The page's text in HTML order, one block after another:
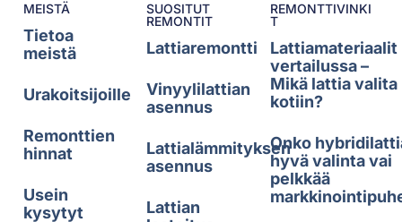
MEISTÄ
Tietoa
meistä
Urakoitsijoille
Remonttien
hinnat
Usein
kysytyt
SUOSITUT
REMONTIT
Lattiaremontti
Vinyylilattian
asennus
Lattialämmityksen
asennus
Lattian
REMONTTIVINKI
T
Lattiamateriaalit
vertailussa –
Mikä lattia valita
kotiin?
Onko
hyvä valinta vai
pelkkää